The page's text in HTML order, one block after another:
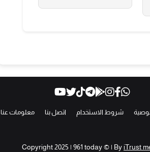
شروط الاستخدام اتصل بنا معلومات عنا
Copyright 2025 | 961 today © | By iTrust